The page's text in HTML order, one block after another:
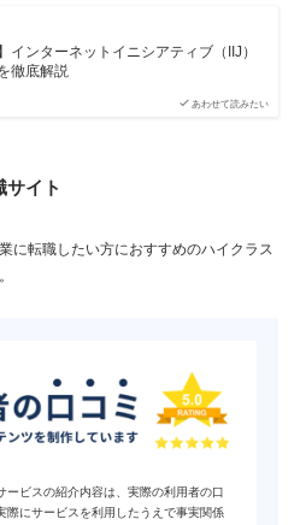
あわせて読みたい
インターネットイニシアティブ（IIJ）
徹底解説
サイト
に転職したい方におすすめのハイクラス
ービスの紹介内容は、実際の利用者の口
際にサービスを利用したうえで事実関係